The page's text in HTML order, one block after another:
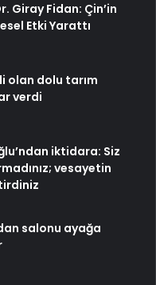
Giray Fidan: Çin’in
Etki Yarattı
olan dolu tarım
verdi
iktidara: Siz
vesayetin
salonu ayağa